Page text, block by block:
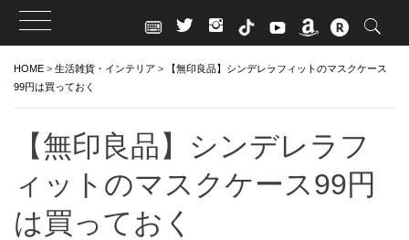
HOME > 生活雑貨・インテリア >
【無印良品】シンデレラフィットのマスクケース
99円は買っておく
【無印良品】シンデレラフ
ィットのマスクケース99円
は買っておく